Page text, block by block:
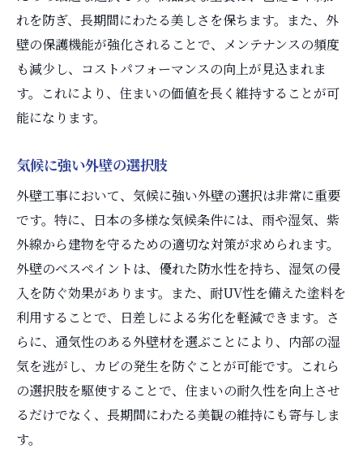
れを防ぎ、長期間にわたる美しさを保ちます。また、外
壁の保護機能が強化されることで、メンテナンスの頻度
も減少し、コストパフォーマンスの向上が見込まれま
す。これにより、住まいの価値を長く維持することが可
能になります。
気候に強い外壁の選択肢
外壁工事において、気候に強い外壁の選択は非常に重要
です。特に、日本の多様な気候条件には、雨や湿気、紫
外線から建物を守るための適切な対策が求められます。
外壁のべスペイントは、優れた防水性を持ち、湿気の侵
入を防ぐ効果があります。また、耐UV性を備えた塗料を
利用することで、日差しによる劣化を軽減できます。さ
らに、通気性のある外壁材を選ぶことにより、内部の湿
気を逃がし、カビの発生を防ぐことが可能です。これら
の選択肢を駆使することで、住まいの耐久性を向上させ
るだけでなく、長期間にわたる美観の維持にも寄与しま
す。